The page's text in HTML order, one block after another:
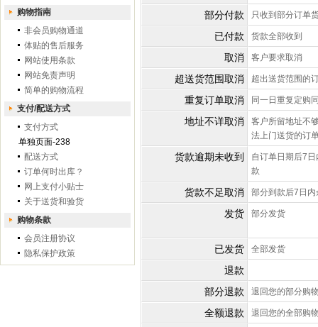
购物指南
非会员购物通道
体贴的售后服务
网站使用条款
网站免责声明
简单的购物流程
支付/配送方式
支付方式
单独页面-238
配送方式
订单何时出库？
网上支付小贴士
关于送货和验货
购物条款
会员注册协议
隐私保护政策
部分付款
只收到部分订单
已付款 货款全部收到
取消 客户要求取消
超送货范围取消 超出送货范围的
重复订单取消 同一日重复定购
地址不详取消
客户所留地址不
法上门送货的订
货款逾期未收到
自订单日期后7
款
货款不足取消 部分到款后7日内
发货 部分发货
已发货 全部发货
退款
部分退款
退回您的部分购
全额退款 退回您的全部购